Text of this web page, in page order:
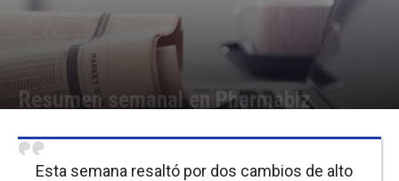
Resumen semanal en Pharmabiz
Esta semana resaltó por dos cambios de alto